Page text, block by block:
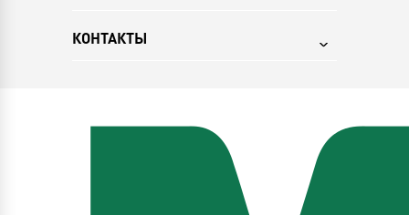
КОНТАКТЫ